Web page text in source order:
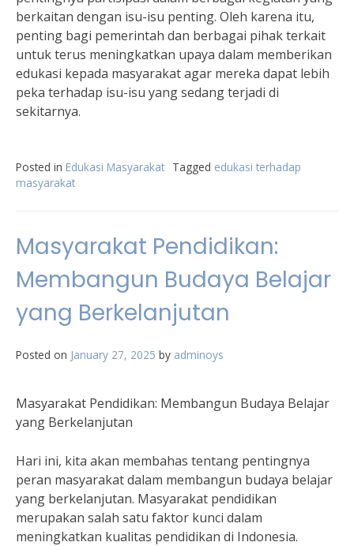
berkaitan dengan isu-isu penting. Oleh karena itu,
penting bagi pemerintah dan berbagai pihak terkait
untuk terus meningkatkan upaya dalam memberikan
edukasi kepada masyarakat agar mereka dapat lebih
peka terhadap isu-isu yang sedang terjadi di
sekitarnya.
Posted in Edukasi Masyarakat Tagged edukasi terhadap
masyarakat
Masyarakat Pendidikan:
Membangun Budaya Belajar
yang Berkelanjutan
Posted on January 27, 2025 by adminoys
Masyarakat Pendidikan: Membangun Budaya Belajar
yang Berkelanjutan
Hari ini, kita akan membahas tentang pentingnya
peran masyarakat dalam membangun budaya belajar
yang berkelanjutan. Masyarakat pendidikan
merupakan salah satu faktor kunci dalam
meningkatkan kualitas pendidikan di Indonesia.